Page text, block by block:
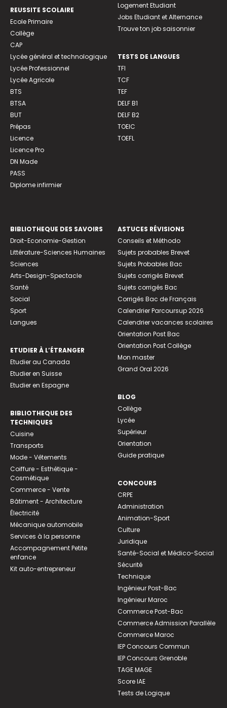
REUSSITE SCOLAIRE
Ecole Primaire
Collège
CAP
Lycée général et technologique
Lycée Professionnel
Lycée Agricole
BTS
BTSA
BUT
Prépas
Licence
Licence Pro
DN Made
PASS
Diplome infirmier
Logement Etudiant
Jobs Etudiant et Alternance
Trouve ton job saisonnier
TESTS DE LANGUES
TFI
TCF
TEF
DELF B1
DELF B2
TOEIC
TOEFL
BIBLIOTHEQUE DES SAVOIRS
Droit-Economie-Gestion
Littérature-Sciences Humaines
Sciences
Arts-Design-Spectacle
Santé
Social
Sport
Langues
ETUDIER À L’ÉTRANGER
Etudier au Canada
Etudier en Suisse
Etudier en Espagne
BIBLIOTHEQUE DES
TECHNIQUES
Cuisine
Transports
Mode - Vêtements
Coiffure - Esthétique -
Cosmétique
Commerce - Vente
Bâtiment - Architecture
Électricité
Mécanique automobile
Services à la personne
Accompagnement Petite
enfance
Kit auto-entrepreneur
ASTUCES RÉVISIONS
Conseils et Méthodo
Sujets probables Brevet
Sujets Probables Bac
Sujets corrigés Brevet
Sujets corrigés Bac
Corrigés Bac de Français
Calendrier Parcoursup 2026
Calendrier vacances scolaires
Orientation Post Bac
Orientation Post Collège
Mon master
Grand Oral 2026
BLOG
Collège
Lycée
Supérieur
Orientation
Guide pratique
CONCOURS
CRPE
Administration
Animation-Sport
Culture
Juridique
Santé-Social et Médico-Social
Sécurité
Technique
Ingénieur Post-Bac
Ingénieur Maroc
Commerce Post-Bac
Commerce Admission Parallèle
Commerce Maroc
IEP Concours Commun
IEP Concours Grenoble
TAGE MAGE
Score IAE
Tests de Logique